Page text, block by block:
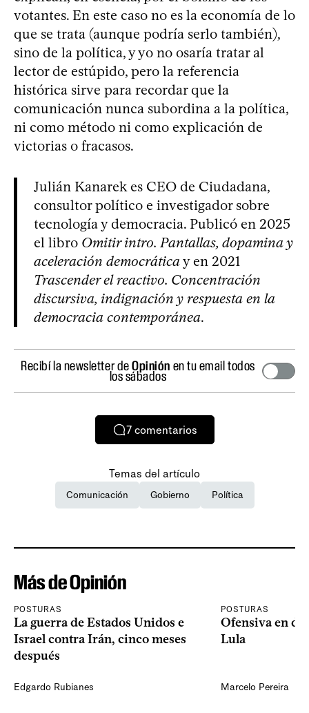
votantes. En este caso no es la economía de lo
que se trata (aunque podría serlo también),
sino de la política, y yo no osaría tratar al
lector de estúpido, pero la referencia
histórica sirve para recordar que la
comunicación nunca subordina a la política,
ni como método ni como explicación de
victorias o fracasos.
Julián Kanarek es CEO de Ciudadana,
consultor político e investigador sobre
tecnología y democracia. Publicó en 2025
el libro Omitir intro. Pantallas, dopamina y
aceleración democráticay en 2021
Trascender el reactivo. Concentración
discursiva, indignación y respuesta en la
democracia contemporánea.
Recibí la newsletter deOpinión en tu email todos
los sábados
7 comentarios
Temas del artículo
Comunicación Gobierno Política
Más de Opinión
POSTURAS
La guerra de Estados Unidos e
Israel contra Irán, cinco meses
después
Edgardo Rubianes
POSTURAS
Ofensiva en
Lula
Marcelo Pereira